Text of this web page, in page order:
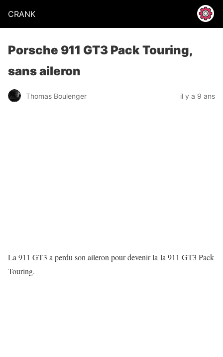
CRANK
Porsche 911 GT3 Pack Touring,
sans aileron
Thomas Boulenger il y a 9 ans
La 911 GT3 a perdu son aileron pour devenir la la 911 GT3 Pack
Touring.